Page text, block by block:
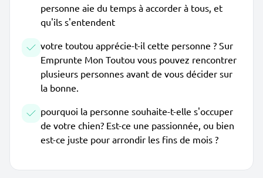
personne aie du temps à accorder à tous, et
qu'ils s'entendent
votre toutou apprécie-t-il cette personne ? Sur
Emprunte Mon Toutou vous pouvez rencontrer
plusieurs personnes avant de vous décider sur
la bonne.
pourquoi la personne souhaite-t-elle s'occuper
de votre chien? Est-ce une passionnée, ou bien
est-ce juste pour arrondir les fins de mois ?